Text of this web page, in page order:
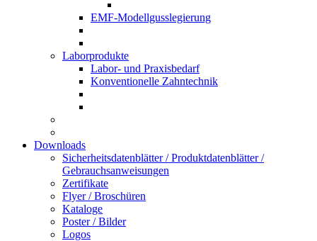
EMF-Modellgusslegierung
Laborprodukte
Labor- und Praxisbedarf
Konventionelle Zahntechnik
Downloads
Sicherheitsdatenblätter / Produktdatenblätter /
Gebrauchsanweisungen
Zertifikate
Flyer / Broschüren
Kataloge
Poster / Bilder
Logos